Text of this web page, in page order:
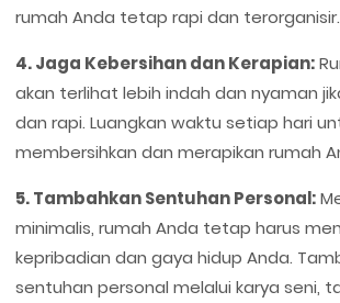
rumah Anda tetap rapi dan terorganisir.
4. Jaga Kebersihan dan Kerapian:
akan terlihat lebih indah dan nyaman
dan rapi. Luangkan waktu setiap hari
membersihkan dan merapikan rumah
5. Tambahkan Sentuhan Personal:
minimalis, rumah Anda tetap harus
kepribadian dan gaya hidup Anda.
sentuhan personal melalui karya seni,